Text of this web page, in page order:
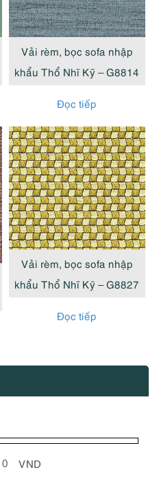
Vải rèm, bọc sofa nhập
khẩu Thổ Nhĩ Kỹ – G8814
Đọc tiếp
Vải rèm, bọc sofa nhập
khẩu Thổ Nhĩ Kỹ – G8827
Đọc tiếp
Minimum Price
Maximum Price
VND